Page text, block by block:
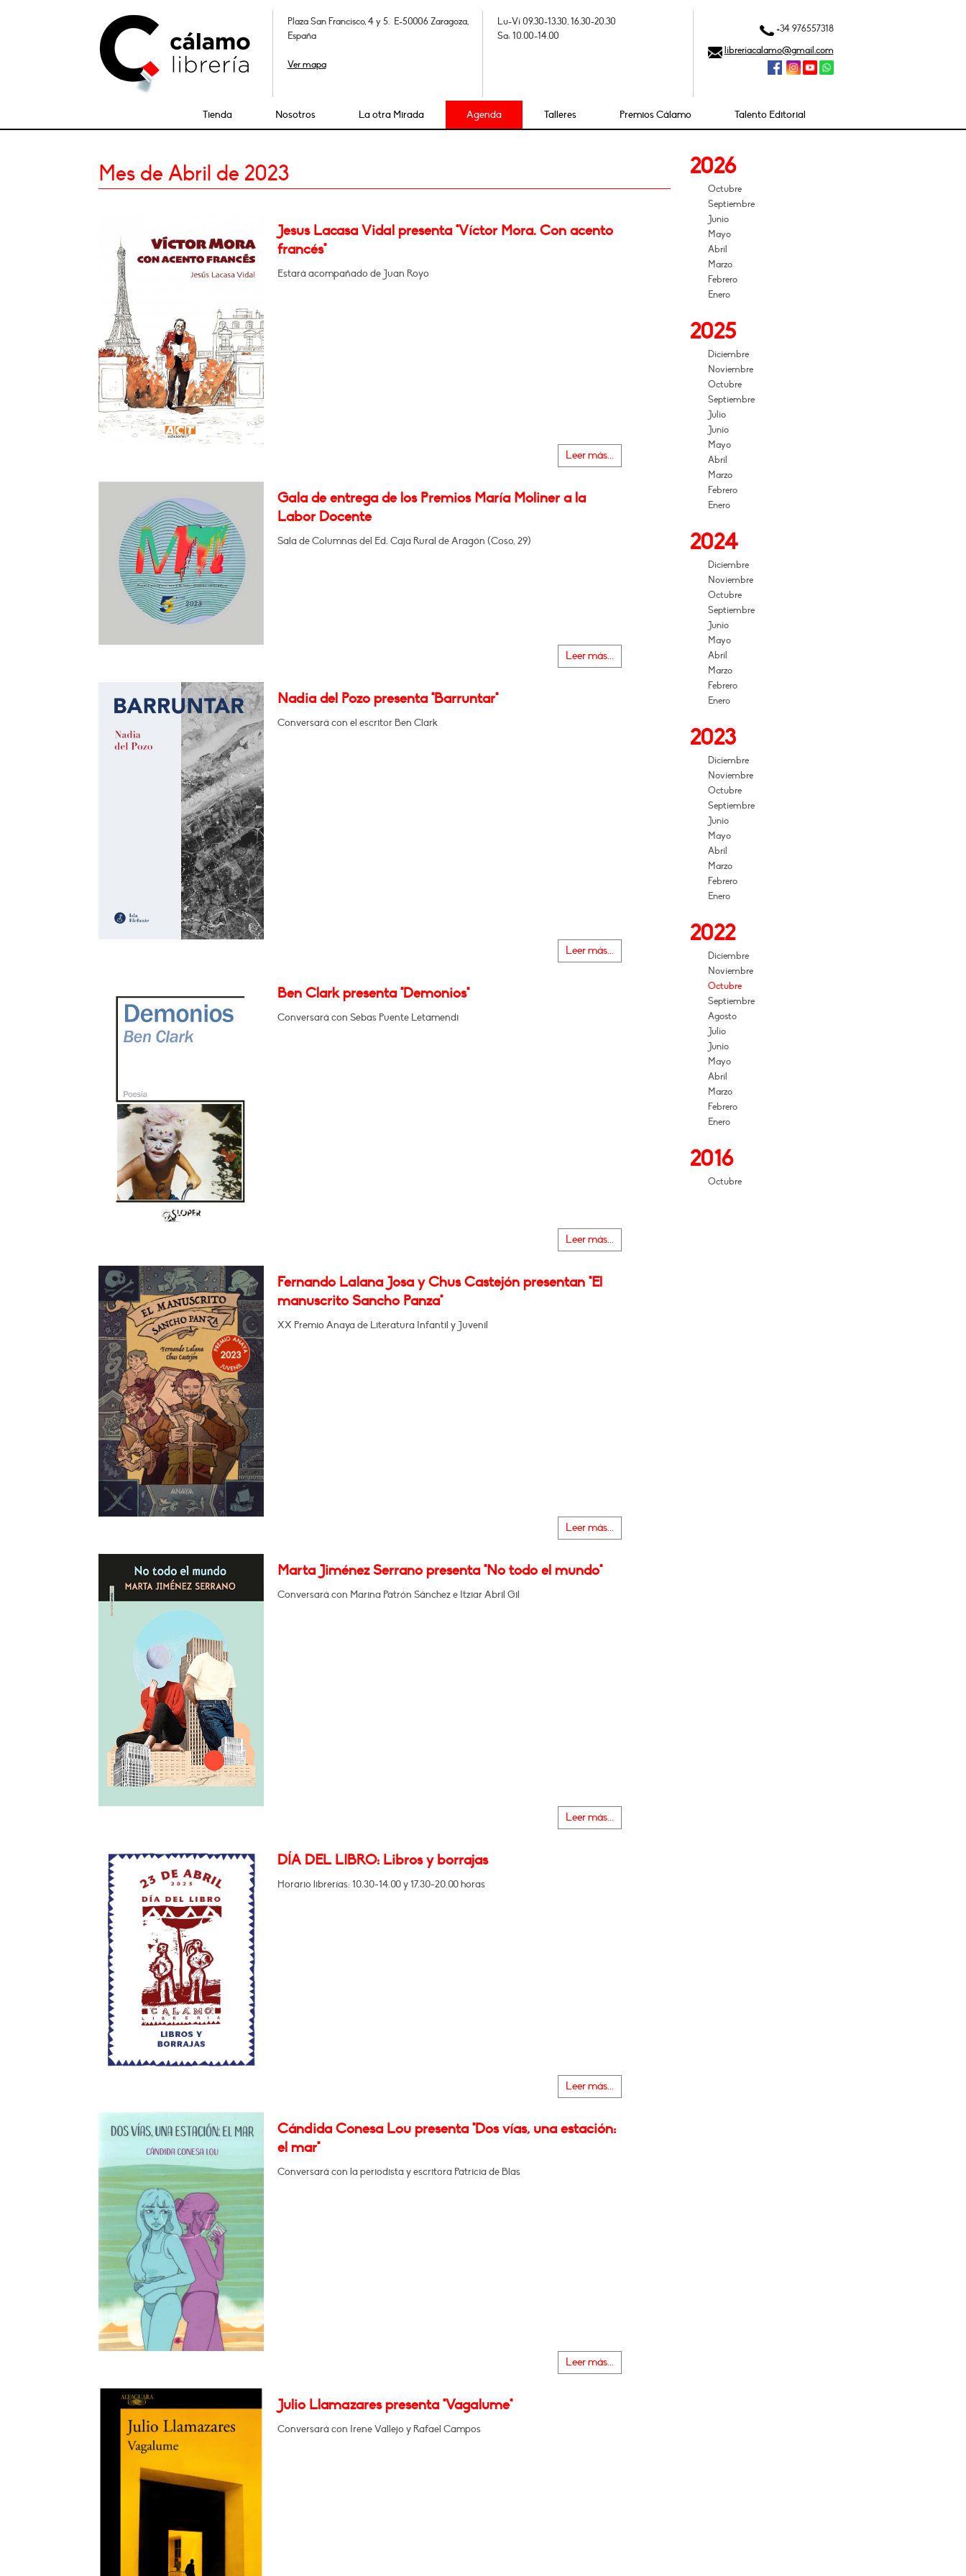
Plaza San Francisco, 4 y 5. E-50006 Zaragoza,
España
Ver mapa
Lu-Vi 09.30-13.30, 16.30-20.30
Sa: 10.00-14.00
+34 976557318
libreriacalamo@gmail.com
Tienda Nosotros La otra Mirada Agenda Talleres Premios Cálamo Talento Editorial
Mes de Abril de 2023
Jesus Lacasa Vidal presenta "Víctor Mora. Con acento
francés"
Estará acompañado de Juan Royo
Leer más...
Gala de entrega de los Premios María Moliner a la
Labor Docente
Sala de Columnas del Ed. Caja Rural de Aragón (Coso, 29)
Leer más...
Nadia del Pozo presenta "Barruntar"
Conversará con el escritor Ben Clark
Leer más...
Ben Clark presenta "Demonios"
Conversará con Sebas Puente Letamendi
Leer más...
Fernando Lalana Josa y Chus Castejón presentan "El
manuscrito Sancho Panza"
XX Premio Anaya de Literatura Infantil y Juvenil
Leer más...
Marta Jiménez Serrano presenta "No todo el mundo"
Conversará con Marina Patrón Sánchez e Itziar Abril Gil
Leer más...
DÍA DEL LIBRO: Libros y borrajas
Horario librerías: 10.30-14.00 y 17.30-20.00 horas
Leer más...
Cándida Conesa Lou presenta "Dos vías, una estación:
el mar"
Conversará con la periodista y escritora Patricia de Blas
Leer más...
Julio Llamazares presenta "Vagalume"
Conversará con Irene Vallejo y Rafael Campos
2026
Octubre
Septiembre
Junio
Mayo
Abril
Marzo
Febrero
Enero
2025
Diciembre
Noviembre
Octubre
Septiembre
Julio
Junio
Mayo
Abril
Marzo
Febrero
Enero
2024
Diciembre
Noviembre
Octubre
Septiembre
Junio
Mayo
Abril
Marzo
Febrero
Enero
2023
Diciembre
Noviembre
Octubre
Septiembre
Junio
Mayo
Abril
Marzo
Febrero
Enero
2022
Diciembre
Noviembre
Octubre
Septiembre
Agosto
Julio
Junio
Mayo
Abril
Marzo
Febrero
Enero
2016
Octubre